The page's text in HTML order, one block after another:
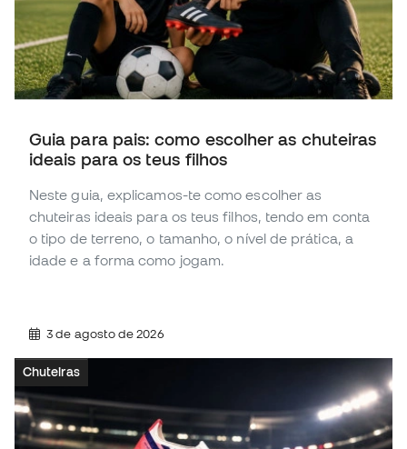
Guia para pais: como escolher as chuteiras
ideais para os teus filhos
Neste guia, explicamos-te como escolher as
chuteiras ideais para os teus filhos, tendo em conta
o tipo de terreno, o tamanho, o nível de prática, a
idade e a forma como jogam.
3 de agosto de 2026
Chuteiras